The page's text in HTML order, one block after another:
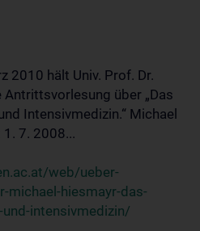
2010 hält Univ. Prof. Dr.
über „Das
Intensivmedizin.“ Michael
7. 2008...
web/ueber-
hiesmayr-das-
intensivmedizin/